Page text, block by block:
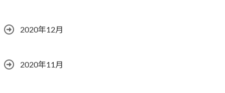
2020年12月
2020年11月